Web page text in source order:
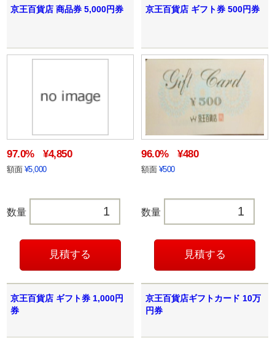
京王百貨店 商品券 5,000円券
97.0% ¥4,850
額面 ¥5,000
数量
京王百貨店 ギフト券 500円券
96.0% ¥480
額面 ¥500
数量
京王百貨店 ギフト券 1,000円
券
京王百貨店ギフトカード 10万
円券